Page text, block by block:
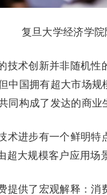
复旦大学经济学
技术创新并非随机性
中国拥有超大市场
同构成了发达的商业
术进步有一个鲜明特
超大规模客户应用场
提供了宏观解释：